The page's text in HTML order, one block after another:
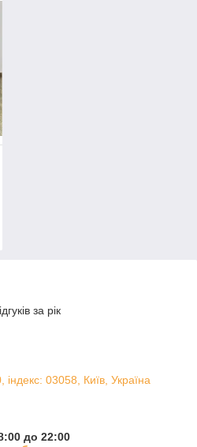
за рік
індекс: 03058, Київ, Україна
до 22:00